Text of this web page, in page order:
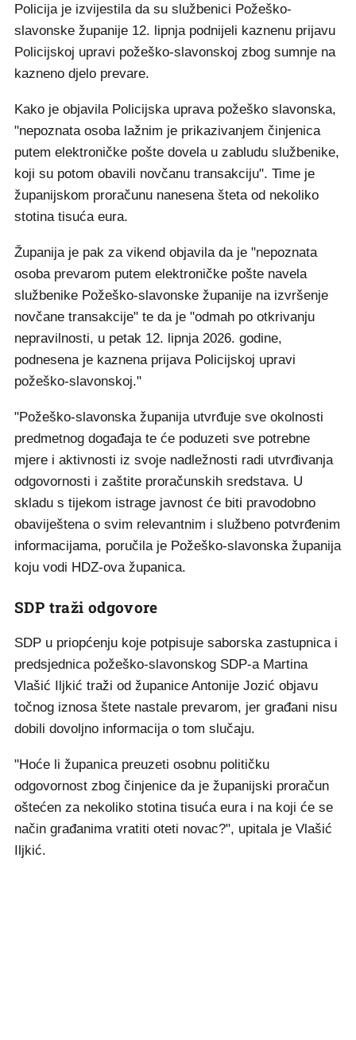
Policija je izvijestila da su službenici Požeško-
slavonske županije 12. lipnja podnijeli kaznenu prijavu
Policijskoj upravi požeško-slavonskoj zbog sumnje na
kazneno djelo prevare.
Kako je objavila Policijska uprava požeško slavonska,
"nepoznata osoba lažnim je prikazivanjem činjenica
putem elektroničke pošte dovela u zabludu službenike,
koji su potom obavili novčanu transakciju". Time je
županijskom proračunu nanesena šteta od nekoliko
stotina tisuća eura.
Županija je pak za vikend objavila da je "nepoznata
osoba prevarom putem elektroničke pošte navela
službenike Požeško-slavonske županije na izvršenje
novčane transakcije" te da je "odmah po otkrivanju
nepravilnosti, u petak 12. lipnja 2026. godine,
podnesena je kaznena prijava Policijskoj upravi
požeško-slavonskoj."
"Požeško-slavonska županija utvrđuje sve okolnosti
predmetnog događaja te će poduzeti sve potrebne
mjere i aktivnosti iz svoje nadležnosti radi utvrđivanja
odgovornosti i zaštite proračunskih sredstava. U
skladu s tijekom istrage javnost će biti pravodobno
obaviještena o svim relevantnim i službeno potvrđenim
informacijama, poručila je Požeško-slavonska županija
koju vodi HDZ-ova županica.
SDP traži odgovore
SDP u priopćenju koje potpisuje saborska zastupnica i
predsjednica požeško-slavonskog SDP-a Martina
Vlašić Iljkić traži od županice Antonije Jozić objavu
točnog iznosa štete nastale prevarom, jer građani nisu
dobili dovoljno informacija o tom slučaju.
"Hoće li županica preuzeti osobnu političku
odgovornost zbog činjenice da je županijski proračun
oštećen za nekoliko stotina tisuća eura i na koji će se
način građanima vratiti oteti novac?", upitala je Vlašić
Iljkić.